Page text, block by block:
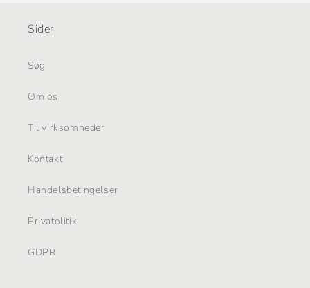
Sider
Søg
Om os
Til virksomheder
Kontakt
Handelsbetingelser
Privatolitik
GDPR